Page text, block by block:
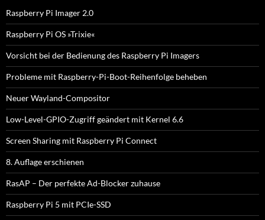
a
c
h
:
Raspberry Pi Imager 2.0
Raspberry Pi OS »Trixie«
Vorsicht bei der Bedienung des Raspberry Pi Imagers
Probleme mit Raspberry-Pi-Boot-Reihenfolge beheben
Neuer Wayland-Compositor
Low-Level-GPIO-Zugriff geändert mit Kernel 6.6
Screen Sharing mit Raspberry Pi Connect
8. Auflage erschienen
RasAP – Der perfekte Ad-Blocker zuhause
Raspberry Pi 5 mit PCIe-SSD